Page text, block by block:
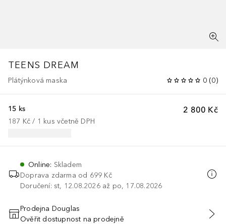
TEENS DREAM
Plátýnková maska 0 (0)
2 800 Kč
15 ks
187 Kč / 1 kus včetně DPH
Online: Skladem
Doprava zdarma od 699 Kč
Doručení: st, 12.08.2026 až po, 17.08.2026
PŘIDAT DO KOŠÍKU
Prodejna Douglas
Ověřit dostupnost na prodejně